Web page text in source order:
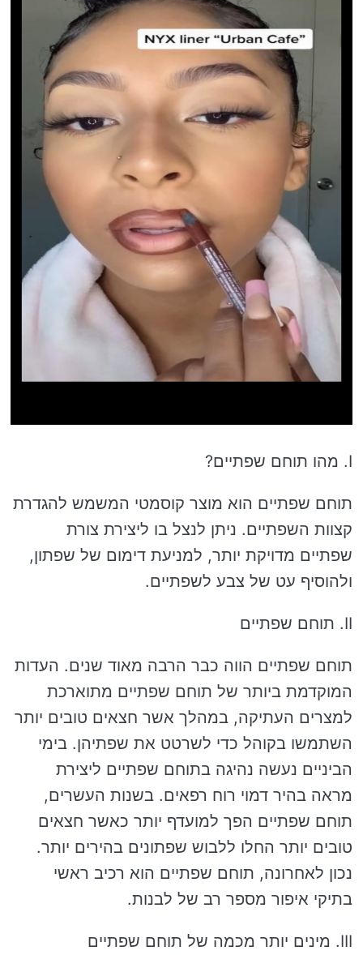
I. מהו תוחם שפתיים?
תוחם שפתיים הוא מוצר קוסמטי המשמש להגדרת
קצוות השפתיים. ניתן לנצל בו ליצירת צורת
שפתיים מדויקת יותר, למניעת דימום של שפתון,
ולהוסיף עט של צבע לשפתיים.
II. תוחם שפתיים
תוחם שפתיים הווה כבר הרבה מאוד שנים. העדות
המוקדמת ביותר של תוחם שפתיים מתוארכת
למצרים העתיקה, במהלך אשר חצאים טובים יותר
השתמשו בקוהל כדי לשרטט את שפתיהן. בימי
הביניים נעשה נהיגה בתוחם שפתיים ליצירת
מראה בהיר דמוי רוח רפאים. בשנות העשרים,
תוחם שפתיים הפך למועדף יותר כאשר חצאים
טובים יותר החלו ללבוש שפתונים בהירים יותר.
נכון לאחרונה, תוחם שפתיים הוא רכיב ראשי
בתיקי איפור מספר רב של לבנות.
III. מינים יותר מכמה של תוחם שפתיים